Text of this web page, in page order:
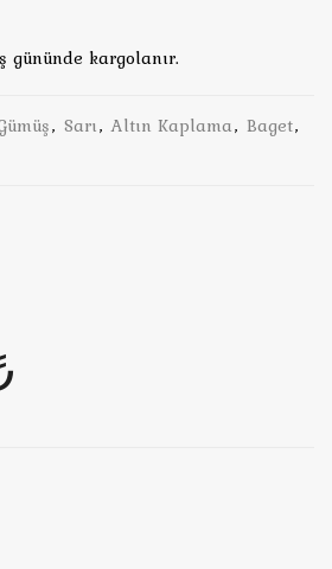
kargolanır.
, Sarı, Altın Kaplama, Baget,